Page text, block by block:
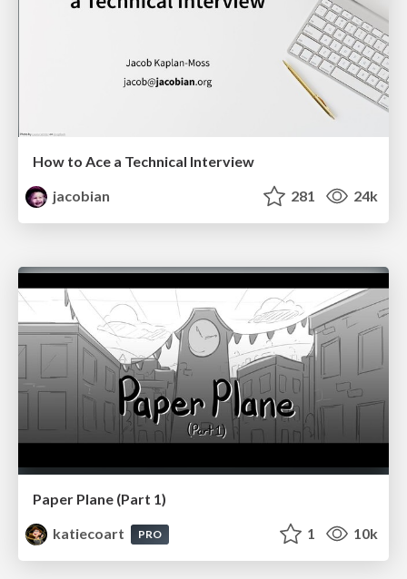
How to Ace a Technical Interview
jacobian
281 24k
Paper Plane (Part 1)
katiecoart
PRO 1 10k